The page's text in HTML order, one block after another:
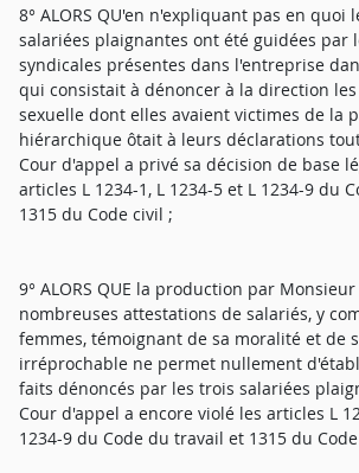
8° ALORS QU'en n'expliquant pas en quoi
salariées plaignantes ont été guidées par
syndicales présentes dans l'entreprise
qui consistait à dénoncer à la direction
sexuelle dont elles avaient victimes de la
hiérarchique ôtait à leurs déclarations
Cour d'appel a privé sa décision de base
articles L 1234-1, L 1234-5 et L 1234-9 du
1315 du Code civil ;
9° ALORS QUE la production par Monsieur
nombreuses attestations de salariés, y
femmes, témoignant de sa moralité et de
irréprochable ne permet nullement
faits dénoncés par les trois salariées
Cour d'appel a encore violé les articles L
1234-9 du Code du travail et 1315 du